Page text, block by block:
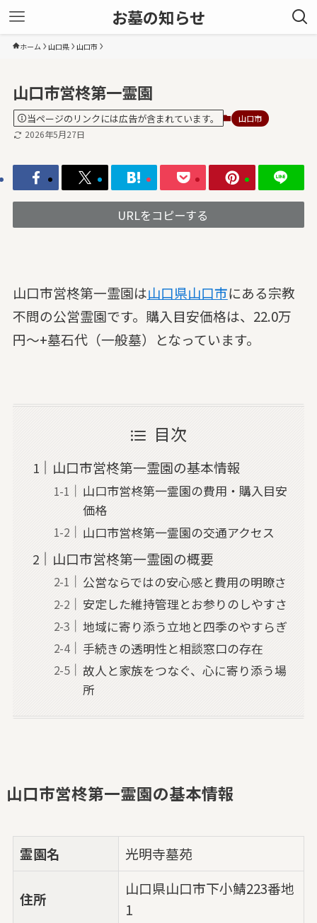
お墓の知らせ
ホーム 山口県 山口市
山口市営柊第一霊園
当ページのリンクには広告が含まれています。 山口市
2026年5月27日
URLをコピーする
山口市営柊第一霊園は山口県山口市にある宗教
不問の公営霊園です。購入目安価格は、22.0万
円～+墓石代（一般墓）となっています。
目次
山口市営柊第一霊園の基本情報
山口市営柊第一霊園の費用・購入目安
価格
山口市営柊第一霊園の交通アクセス
山口市営柊第一霊園の概要
公営ならではの安心感と費用の明瞭さ
安定した維持管理とお参りのしやすさ
地域に寄り添う立地と四季のやすらぎ
手続きの透明性と相談窓口の存在
故人と家族をつなぐ、心に寄り添う場
所
山口市営柊第一霊園の基本情報
霊園名 光明寺墓苑
住所
山口県山口市下小鯖223番地
1